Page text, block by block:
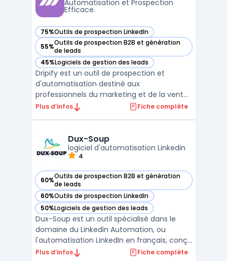
l’éparpil ...Automatisation et Prospection
Efficace.
75%Outils de prospection LinkedIn
— voir Dripify dans cette catégorie
55%Outils de prospection B2B et génération
de leads
— voir Dripify dans cette catégorie
45%Logiciels de gestion des leads
— voir Dripify dans cette catégorie
Dripify est un outil de prospection et
d'automatisation destiné aux
professionnels du marketing et de la vente.
La plateforme facilite la mise en place de
leads.Grâce à ses fonctionnalités avancées,
Dripify permet de progra ...
Plus d’infos Fiche complète
Dux-Soup
logiciel d'automatisation Linkedin
4
60%Outils de prospection B2B et génération
de leads
— voir Dux-Soup dans cette catégorie
60%Outils de prospection LinkedIn
— voir Dux-Soup dans cette catégorie
50%Logiciels de gestion des leads
— voir Dux-Soup dans cette catégorie
Dux-Soup est un outil spécialisé dans le
domaine du Linkedin Automation, ou
l'automatisation LinkedIn en français, conçu
pour les professionnels dc. Sa mission
Plus d’infos Fiche complète